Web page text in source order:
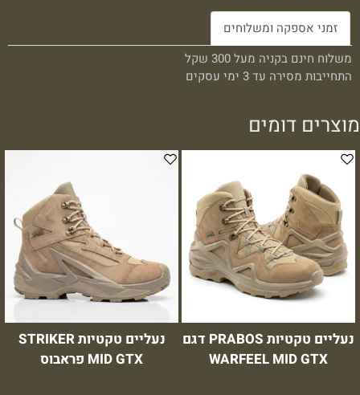
זמני אספקה ומשלוחים
משלוח חינם בקניה מעל 300 שקל
התחייבות מסירה עד 3 ימי עסקים
מוצרים דומים
נעליים טקטיות PRABOS דגם
WARFEEL MID GTX
נעליים טקטיות STRIKER
MID GTX פראבוס